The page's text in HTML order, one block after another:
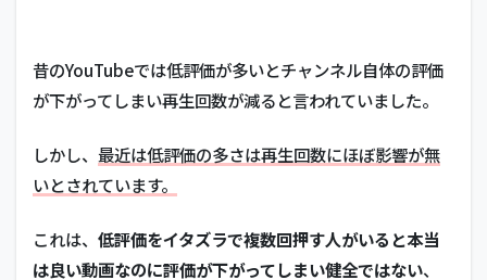
昔のYouTubeでは低評価が多いとチャンネル自体の評価
が下がってしまい再生回数が減ると言われていました。
しかし、 最近は低評価の多さは再生回数にほぼ影響が無
いとされています。
これは、 低評価をイタズラで複数回押す人がいると本当
は良い動画なのに評価が下がってしまい健全ではない、